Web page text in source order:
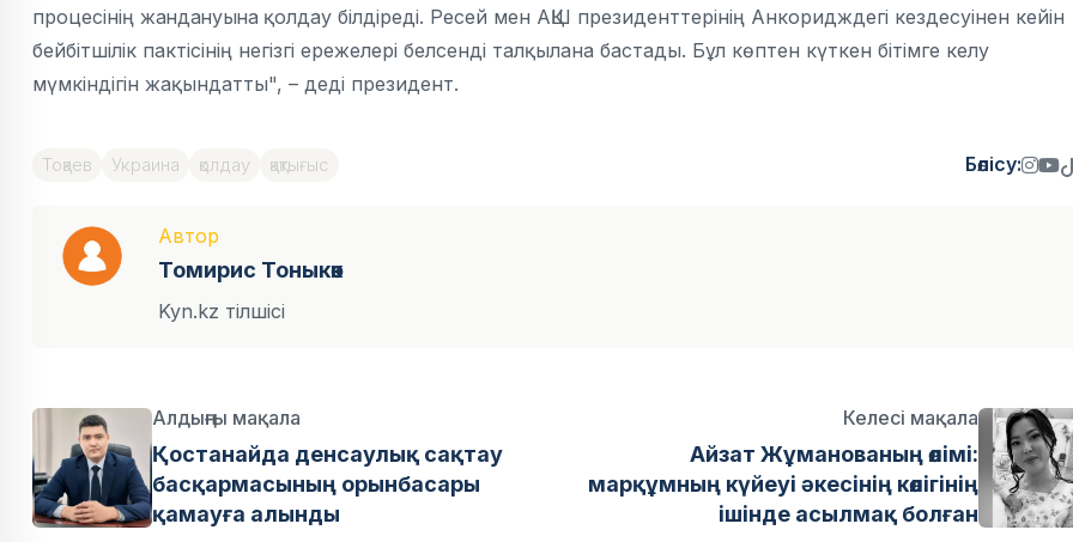
процесінің жандануына қолдау білдіреді. Ресей мен АҚШ президенттерінің Анкоридждегі кездесуінен кейін
бейбітшілік пактісінің негізгі ережелері белсенді талқылана бастады. Бұл көптен күткен бітімге келу
мүмкіндігін жақындатты", – деді президент.
Тоқаев Украина қолдау қақтығыс Бөлісу:
Автор
Томирис Тоныкөк
Kyn.kz тілшісі
Алдыңғы мақала
Қостанайда денсаулық сақтау
басқармасының орынбасары
қамауға алынды
Келесі мақала
Айзат Жұманованың өлімі:
марқұмның күйеуі әкесінің көлігінің
ішінде асылмақ болған